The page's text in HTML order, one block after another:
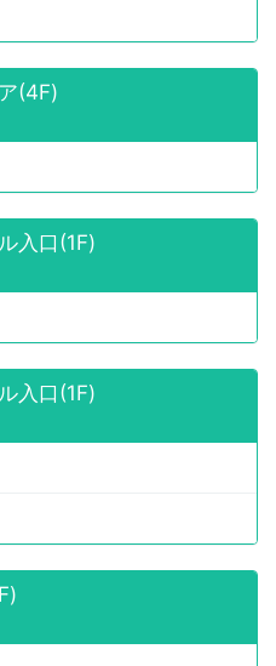
(4F)
入口(1F)
入口(1F)